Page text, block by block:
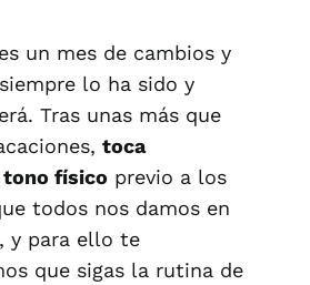
un mes de cambios y
lo ha sido y
Tras unas más que
toca
tono físicoprevio a los
todos nos damos en
y para ello te
que sigas la rutina de